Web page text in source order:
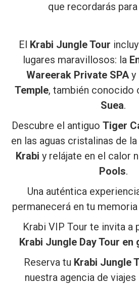
que recordarás
El Krabi Jungle Tour
lugares maravillosos: la
Wareerak Private SPAy
Temple, también conocido
Suea.
Descubre el antiguo Tiger
en las aguas cristalinas de la
Krabi y relájate en el calor
Pools.
Una auténtica
permanecerá en tu
Krabi VIP Tour te invita a
Krabi Jungle Day Tour en
Reserva tu Krabi Jungle
nuestra agencia de